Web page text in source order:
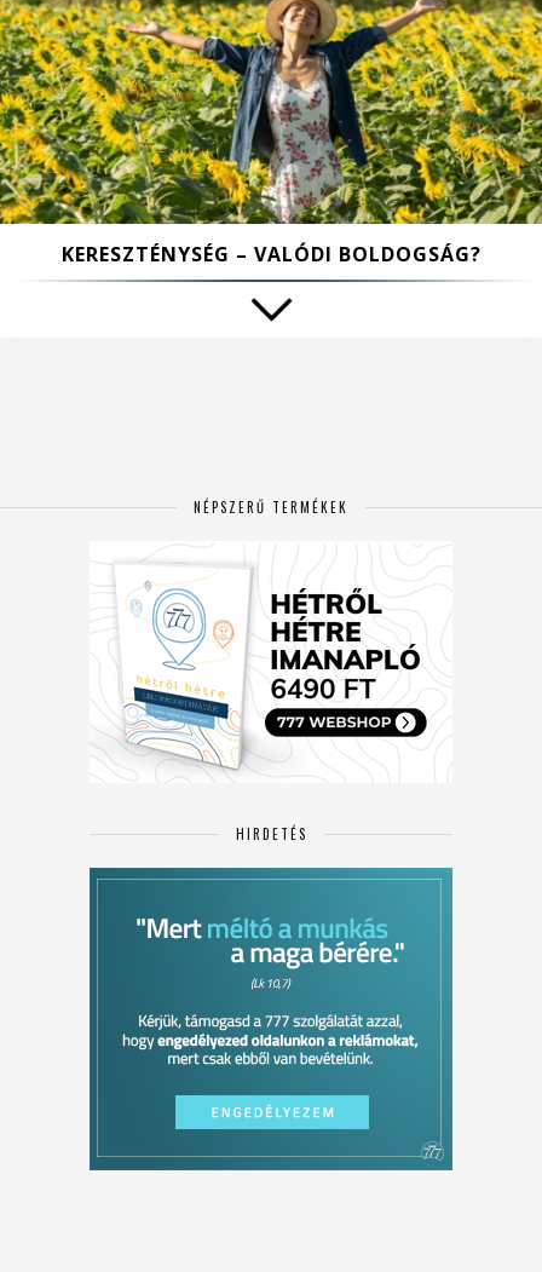
KERESZTÉNYSÉG – VALÓDI BOLDOGSÁG?
NÉPSZERŰ TERMÉKEK
HIRDETÉS